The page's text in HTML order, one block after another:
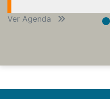
Ver Agenda